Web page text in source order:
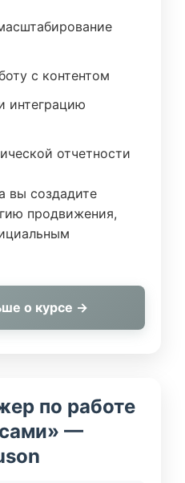
с контентом
интеграцию
отчетности
вы создадите
продвижения,
о курсе →
по работе
—